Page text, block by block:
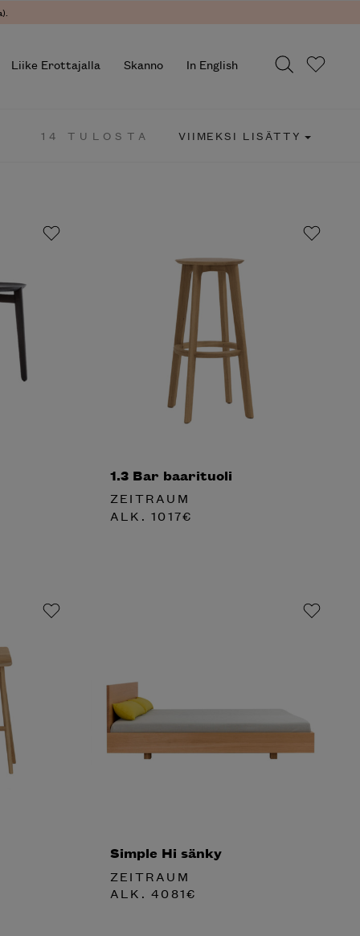
Liike Erottajalla Skanno In English
14 TULOSTA VIIMEKSI LISÄTTY
1.3 Bar baarituoli
ZEITRAUM
ALK.1017€
Simple Hi sänky
ZEITRAUM
ALK.4081€